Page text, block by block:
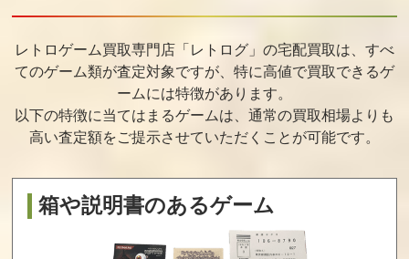
特救指令ソル
ブレイン
30,000
魂斗羅
買取価格
27,000
キャプテンセ
イバー
26,500
メタルスレイダ
まじかるキッ
25,000
ミスピーチワ
25,000
レトロゲーム買取専門店「レトログ」の宅配買取は、すべ
てのゲーム類が査定対象ですが、 特に高値で買取できるゲ
ームには特徴があります。
以下の特徴に当てはまるゲームは、通常の買取相場よりも
高い査定額をご提示させていただくことが可能です。
箱や説明書のあるゲーム